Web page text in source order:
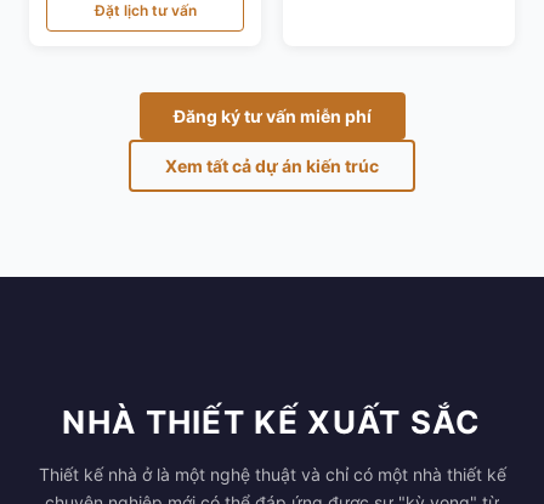
Đặt lịch tư vấn
Đăng ký tư vấn miễn phí
Xem tất cả dự án kiến trúc
NHÀ THIẾT KẾ XUẤT SẮC
Thiết kế nhà ở là một nghệ thuật và chỉ có một nhà thiết kế